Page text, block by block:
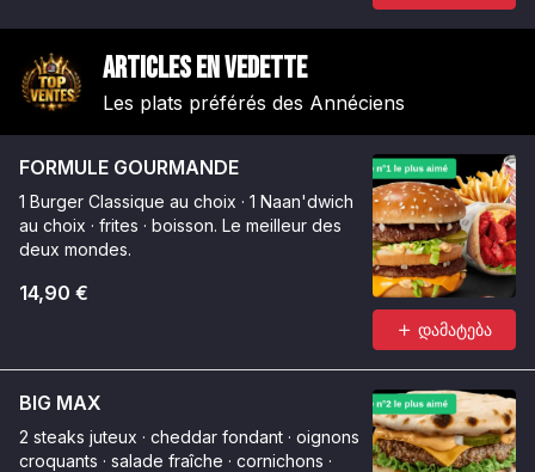
Articles en vedette
Les plats préférés des Annéciens
FORMULE GOURMANDE
1 Burger Classique au choix · 1 Naan'dwich
au choix · frites · boisson. Le meilleur des
deux mondes.
14,90 €
დამატება
BIG MAX
2 steaks juteux · cheddar fondant · oignons
croquants · salade fraîche · cornichons ·